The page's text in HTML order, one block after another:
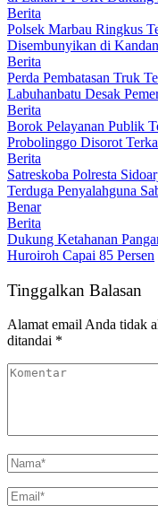
Berita
Polsek Marbau Ringkus
Disembunyikan di
Berita
Perda Pembatasan Truk
Labuhanbatu Desak
Berita
Borok Pelayanan Publik
Probolinggo Disorot
Berita
Satreskoba Polresta
Terduga Penyalahguna
Benar
Berita
Dukung Ketahanan
Huroiroh Capai 85 Persen
Tinggalkan Balasan
Alamat email Anda tidak
ditandai *